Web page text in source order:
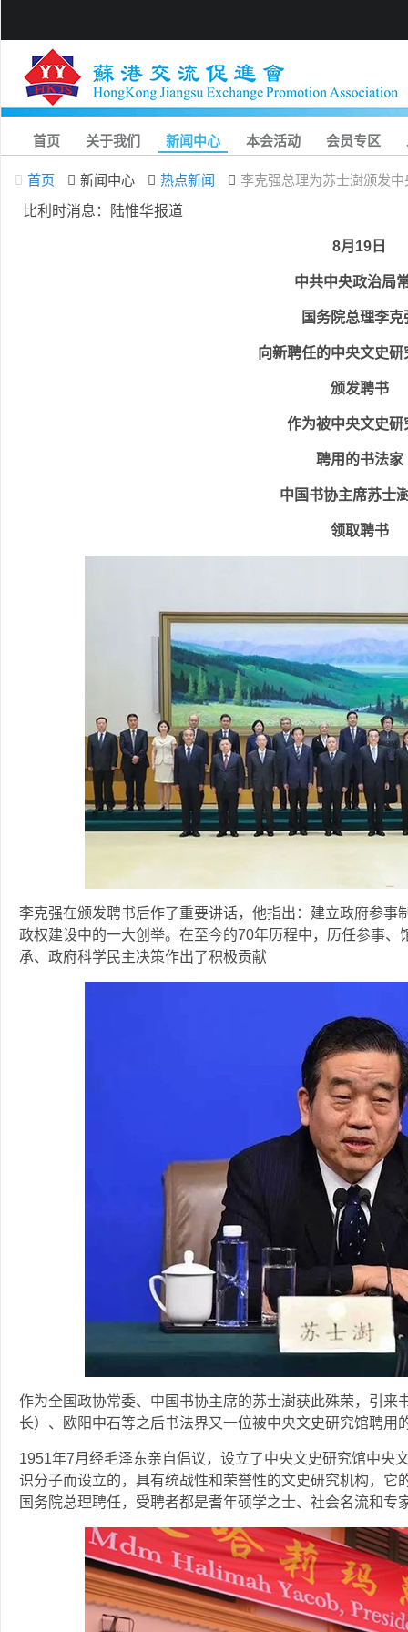
首页 关于我们 新闻中心 本会活动 会员专区
首页 新闻中心 热点新闻
李克强总理为苏士澍颁发
比利时消息：陆惟华报道
8月19日
中共中央政治局
国务院总理李克
向新聘任的中央文史研
颁发聘书
作为被中央文史研
聘用的书法家
中国书协主席苏士
领取聘书
李克强在颁发聘书后作了重要讲话，他指出：建立政府参事
政权建设中的一大创举。在至今的70年历程中，历任参事
承、政府科学民主决策作出了积极贡献
作为全国政协常委、中国书协主席的苏士澍获此殊荣，引来
长）、欧阳中石等之后书法界又一位被中央文史研究馆聘用
1951年7月经毛泽东亲自倡议，设立了中央文史研究馆中央
识分子而设立的，具有统战性和荣誉性的文史研究机构，它
国务院总理聘任，受聘者都是耆年硕学之士、社会名流和专